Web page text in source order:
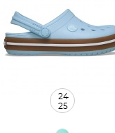
24
25